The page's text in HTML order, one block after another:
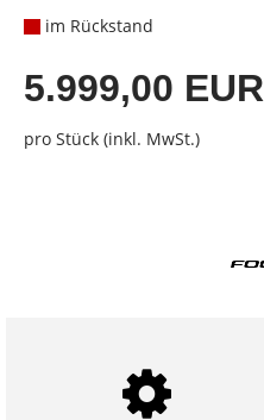
im Rückstand
5.999,00 EUR
pro Stück (inkl. MwSt.)